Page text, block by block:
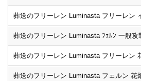
葬送のフリーレン Luminasta フリーレン
葬送のフリーレン Luminasta ﾌｪﾙﾝ 一般攻
葬送のフリーレン Luminasta フリーレン
葬送のフリーレン Luminasta フェルン 花